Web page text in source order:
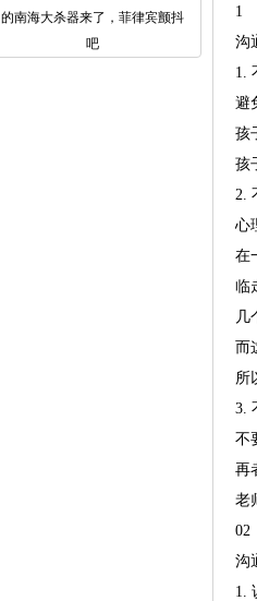
的南海大杀器来了，菲律宾颤抖
吧
1
沟
1.
避
孩
孩
2.
心
在
临
几
而
所
3.
不
再
老
02
沟
1.